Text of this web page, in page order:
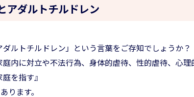
ダルトチルドレン
ダルトチルドレン」という言葉をご存知でしょうか？
庭内に対立や不法行為、身体的虐待、性的虐待、心
を指す』
ります。